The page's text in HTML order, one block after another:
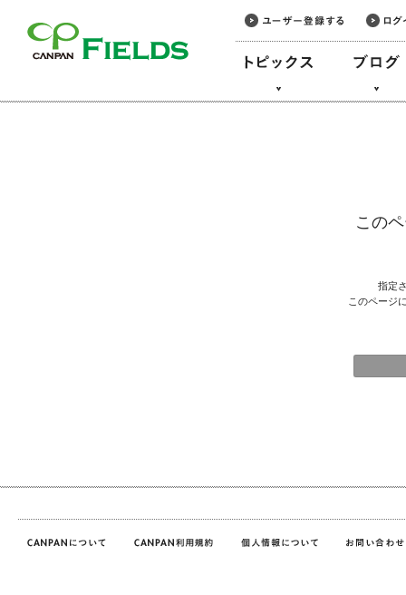
この
指定
このページ